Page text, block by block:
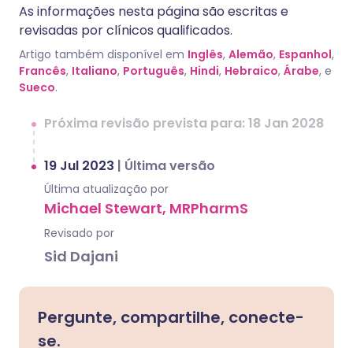
As informações nesta página são escritas e
revisadas por clínicos qualificados.
Artigo também disponível em Inglês, Alemão, Espanhol,
Francês, Italiano, Português, Hindi, Hebraico, Árabe, e
Sueco.
Próxima revisão prevista para: 18 Jan 2028
19 Jul 2023 | Última versão
Última atualização por
Michael Stewart, MRPharmS
Revisado por
Sid Dajani
Pergunte, compartilhe, conecte-
se.